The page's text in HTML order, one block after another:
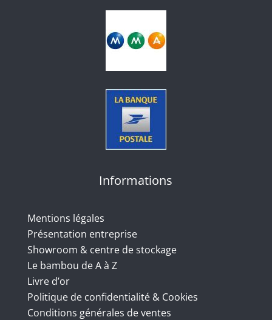
Informations
Mentions légales
Présentation entreprise
Showroom & centre de stockage
Le bambou de A à Z
Livre d’or
Politique de confidentialité & Cookies
Conditions générales de ventes